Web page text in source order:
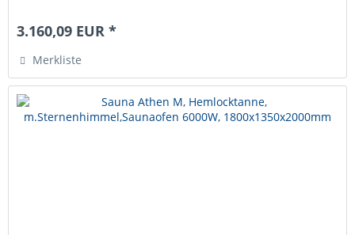
3.160,09 EUR *
Merkliste